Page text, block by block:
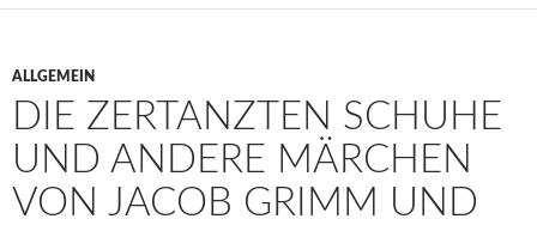
ALLGEMEIN
DIE ZERTANZTEN SCHUHE
UND ANDERE MÄRCHEN
VON JACOB GRIMM UND